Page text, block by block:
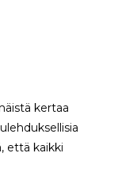
kertaa
että kaikki